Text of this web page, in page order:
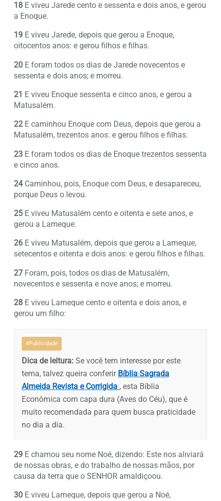
18 E viveu Jarede cento e sessenta e dois anos, e gerou
a Enoque.
19 E viveu Jarede, depois que gerou a Enoque,
oitocentos anos: e gerou filhos e filhas.
20 E foram todos os dias de Jarede novecentos e
sessenta e dois anos; e morreu.
21 E viveu Enoque sessenta e cinco anos, e gerou a
Matusalém.
22 E caminhou Enoque com Deus, depois que gerou a
Matusalém, trezentos anos: e gerou filhos e filhas.
23 E foram todos os dias de Enoque trezentos sessenta
e cinco anos.
24Caminhou, pois, Enoque com Deus, e desapareceu,
porque Deus o levou.
25 E viveu Matusalém cento e oitenta e sete anos, e
gerou a Lameque.
26 E viveu Matusalém, depois que gerou a Lameque,
setecentos e oitenta e dois anos: e gerou filhos e filhas.
27 Foram, pois, todos os dias de Matusalém,
novecentos e sessenta e nove anos; e morreu.
28 E viveu Lameque cento e oitenta e dois anos, e
gerou um filho:
#Publicidade
Dica de leitura: Se você tem interesse por este
tema, talvez queira conferir Bíblia Sagrada
Almeida Revista e Corrigida , esta Bíblia
Econômica com capa dura (Aves do Céu), que é
muito recomendada para quem busca praticidade
no dia a dia.
29 E chamou seu nome Noé, dizendo: Este nos aliviará
de nossas obras, e do trabalho de nossas mãos, por
causa da terra que o SENHOR amaldiçoou.
30 E viveu Lameque, depois que gerou a Noé,